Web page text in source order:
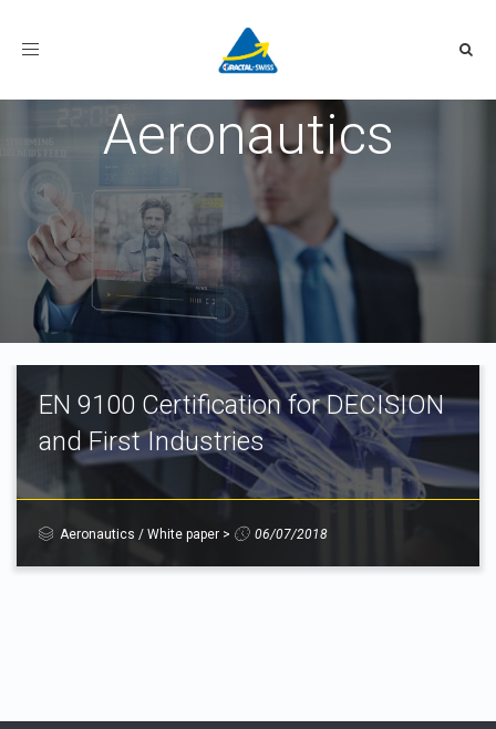
Toggle
Aeronautics
EN 9100 Certification for DECISION
and First Industries
Aeronautics / White paper > 06/07/2018